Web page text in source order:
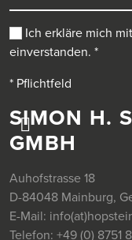
SIMON H.
GMBH
Auhofstrasse 18
D-84048 Mainburg,
E-Mail:
Telefon: +49 (0) 8751
Ich erkläre mich
einverstanden. *
* Pflichtfeld